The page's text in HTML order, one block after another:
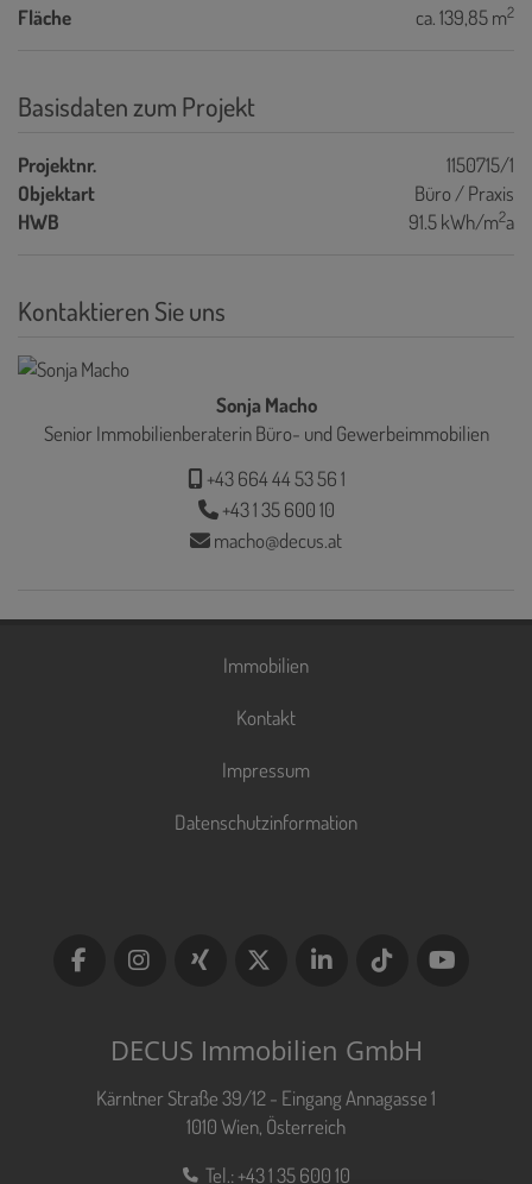
Fläche ca. 139,85 m2
Basisdaten zum Projekt
Projektnr.
1150715/1
Objektart
Büro / Praxis
HWB
91.5 kWh/m2a
Kontaktieren Sie uns
Sonja Macho
Senior Immobilienberaterin Büro- und Gewerbeimmobilien
+43 664 44 53 56 1
+43 1 35 600 10
macho@decus.at
Immobilien
Kontakt
Impressum
Datenschutzinformation
DECUS Immobilien GmbH
Kärntner Straße 39/12 - Eingang Annagasse 1
1010 Wien, Österreich
Tel.:+43 1 35 600 10